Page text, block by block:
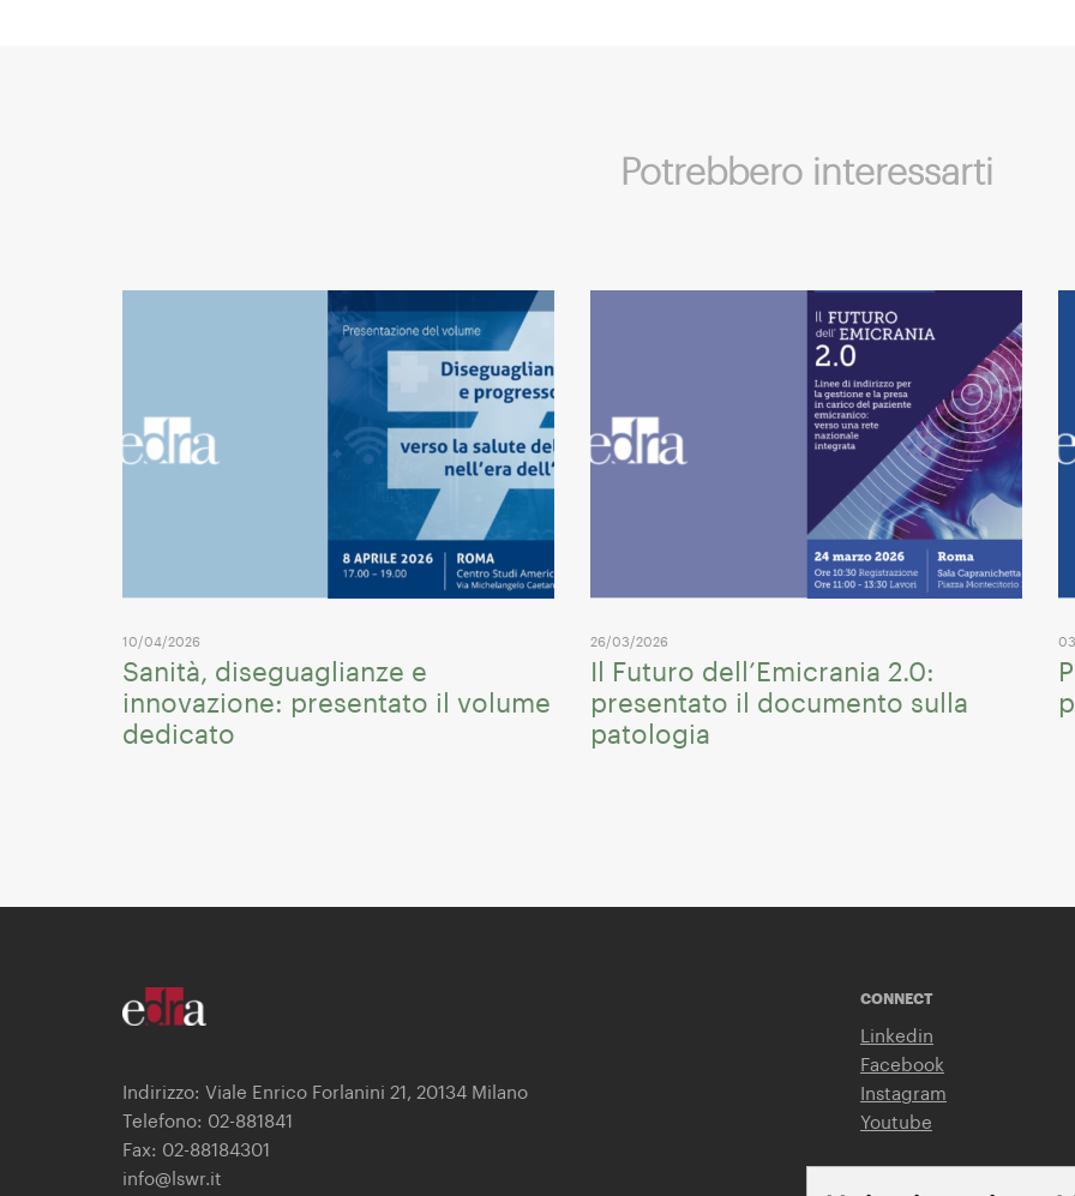
Potrebbero interessarti
10/04/2026
Sanità, diseguaglianze e
innovazione: presentato il volume
dedicato
26/03/2026
Il Futuro dell’Emicrania 2.0:
presentato il documento sulla
patologia
Indirizzo: Viale Enrico Forlanini 21, 20134 Milano
Telefono: 02-881841
Fax: 02-88184301
info@lswr.it
CONNECT
Linkedin
Facebook
Instagram
Youtube